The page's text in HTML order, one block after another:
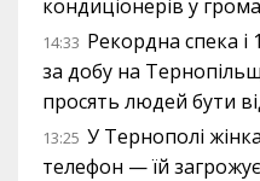
кондиціонерів у
14:33 Рекордна спека
за добу на
просять людей бути
13:25 У Тернополі
телефон — їй